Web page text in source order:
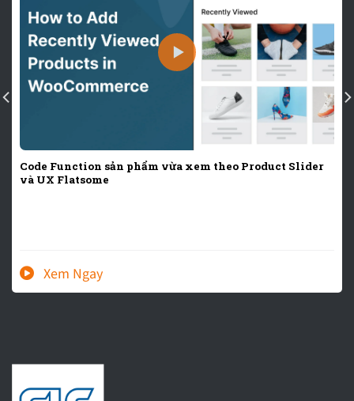
Code Function sản phẩm vừa xem theo Product Slider
và UX Flatsome